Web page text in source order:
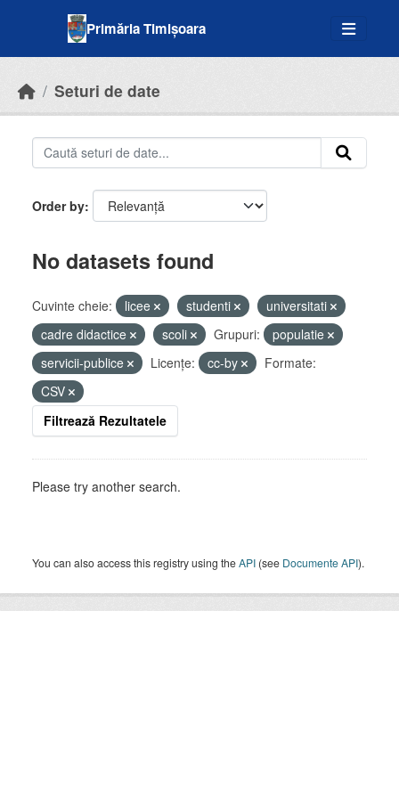
Primăria Timișoara
Seturi de date
Order by
No datasets found
Cuvinte cheie: licee studenti
universitati
cadre didactice
scoli Grupuri:
populatie
servicii-publice
Licenţe: cc-by
Formate:
CSV
Filtrează Rezultatele
Please try another search.
You can also access this registry using theAPI (see Documente API).